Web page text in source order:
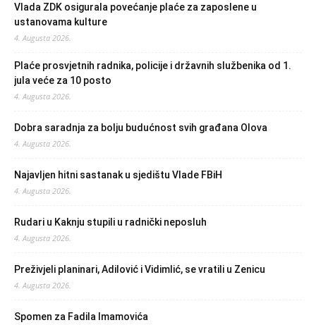
Vlada ZDK osigurala povećanje plaće za zaposlene u
ustanovama kulture
4. Augusta 2026.
Plaće prosvjetnih radnika, policije i državnih službenika od 1.
jula veće za 10 posto
4. Augusta 2026.
Dobra saradnja za bolju budućnost svih građana Olova
4. Augusta 2026.
Najavljen hitni sastanak u sjedištu Vlade FBiH
4. Augusta 2026.
Rudari u Kaknju stupili u radnički neposluh
4. Augusta 2026.
Preživjeli planinari, Adilović i Vidimlić, se vratili u Zenicu
4. Augusta 2026.
Spomen za Fadila Imamovića